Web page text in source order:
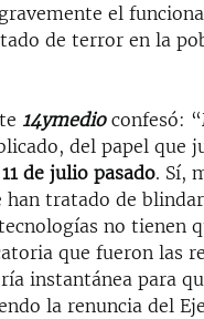
el
de terror en la
14ymedioconfesó:
del papel que
de julio pasado. Sí,
han tratado de
no tienen
que fueron las
instantánea para
la renuncia del